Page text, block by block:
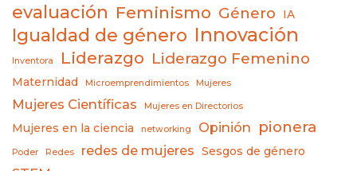
evaluación Feminismo Género IA
Igualdad de género Innovación
Inventora Liderazgo Liderazgo Femenino
Maternidad Microemprendimientos Mujeres
Mujeres Científicas Mujeres en Directorios
Mujeres en la ciencia networking Opinión pionera
Poder Redes redes de mujeres Sesgos de género